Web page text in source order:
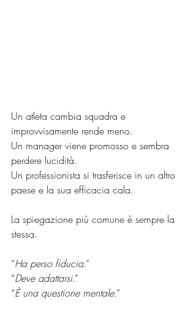
Un atleta cambia squadra e
improvvisamente rende meno.
Un manager viene promosso e sembra
perdere lucidità.
Un professionista si trasferisce in un altro
paese e la sua efficacia cala.
La spiegazione più comune è sempre la
stessa.
“Ha perso fiducia.”
“Deve adattarsi.”
“È una questione mentale.”